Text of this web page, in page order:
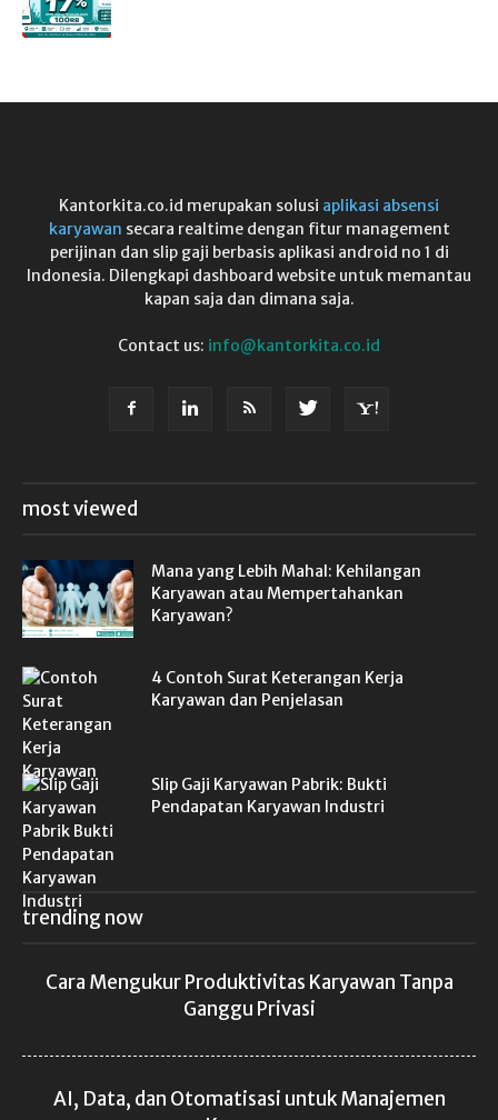
Kantorkita.co.id merupakan solusi aplikasi absensi
karyawan secara realtime dengan fitur management
perijinan dan slip gaji berbasis aplikasi android no 1 di
Indonesia. Dilengkapi dashboard website untuk memantau
kapan saja dan dimana saja.
Contact us: info@kantorkita.co.id
most viewed
Mana yang Lebih Mahal: Kehilangan
Karyawan atau Mempertahankan
Karyawan?
4 Contoh Surat Keterangan Kerja
Karyawan dan Penjelasan
Slip Gaji Karyawan Pabrik: Bukti
Pendapatan Karyawan Industri
trending now
Cara Mengukur Produktivitas Karyawan Tanpa
Ganggu Privasi
AI, Data, dan Otomatisasi untuk Manajemen